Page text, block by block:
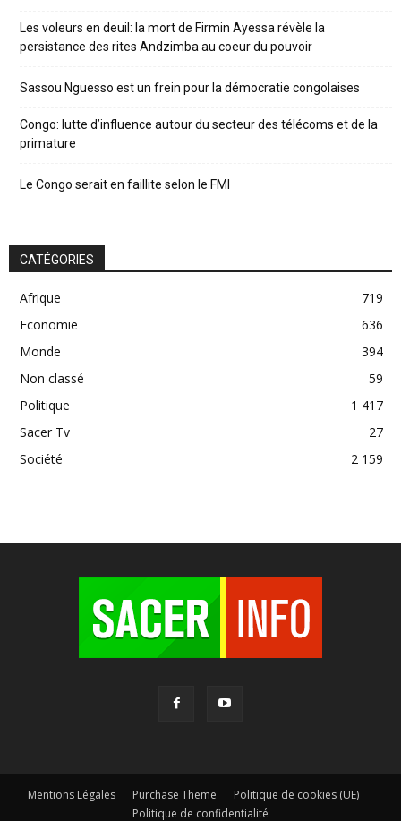
Les voleurs en deuil: la mort de Firmin Ayessa révèle la
persistance des rites Andzimba au coeur du pouvoir
Sassou Nguesso est un frein pour la démocratie congolaises
Congo: lutte d’influence autour du secteur des télécoms et de la
primature
Le Congo serait en faillite selon le FMI
CATÉGORIES
Afrique
719
Economie
636
Monde
394
Non classé
59
Politique
1 417
Sacer Tv
27
Société
2 159
Mentions Légales Purchase Theme
Politique de cookies (UE)
Politique de confidentialité